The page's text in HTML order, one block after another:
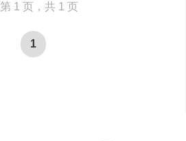
第 1 页，共 1 页
1